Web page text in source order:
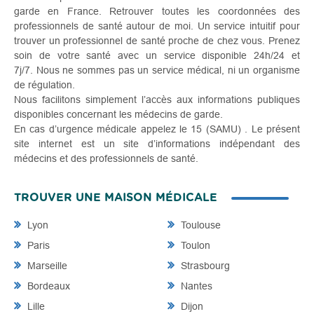
garde en France. Retrouver toutes les coordonnées des
professionnels de santé autour de moi. Un service intuitif pour
trouver un professionnel de santé proche de chez vous. Prenez
soin de votre santé avec un service disponible 24h/24 et
7j/7. Nous ne sommes pas un service médical, ni un organisme
de régulation.
Nous facilitons simplement l’accès aux informations publiques
disponibles concernant les médecins de garde.
En cas d’urgence médicale appelez le 15 (SAMU) . Le présent
site internet est un site d’informations indépendant des
médecins et des professionnels de santé.
TROUVER UNE MAISON MÉDICALE
Lyon
Paris
Marseille
Bordeaux
Lille
Toulouse
Toulon
Strasbourg
Nantes
Dijon